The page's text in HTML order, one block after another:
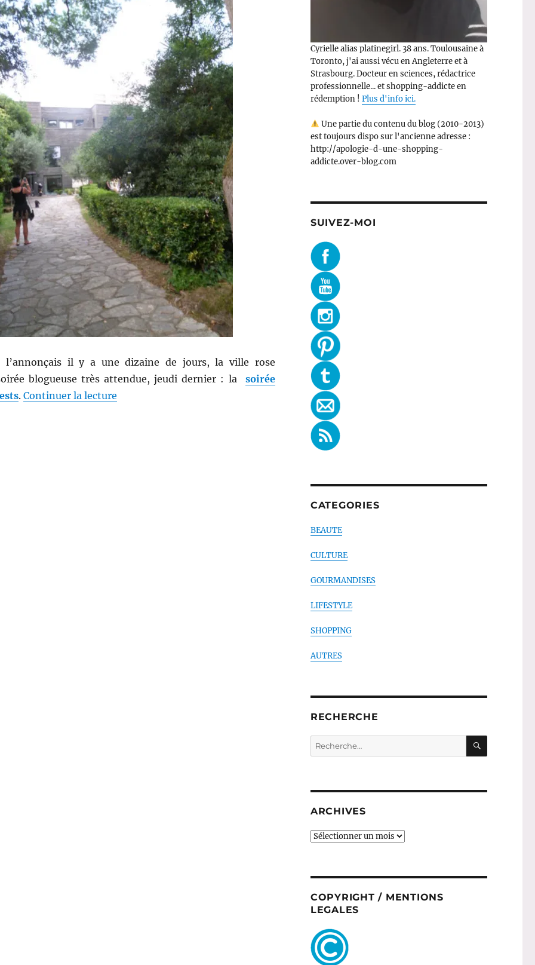
l’annonçais il y a une dizaine de jours, la ville rose
blogueuse très attendue, jeudi dernier : la
soirée
. Continuer la lecturede « Evénement # 21, partie 2 : J’étais à la soirée Marpraia. Nd. Guests ! »
Cyrielle alias platinegirl. 38 ans. Toulousaine à
Toronto, j'ai aussi vécu en Angleterre et à
Strasbourg. Docteur en sciences, rédactrice
professionnelle... et shopping-addicte en
rédemption ! Plus d'info ici.
Une partie du contenu du blog (2010-2013)
est toujours dispo sur l'ancienne adresse :
http://apologie-d-une-shopping-
addicte.over-blog.com
SUIVEZ-MOI
CATEGORIES
BEAUTE
CULTURE
GOURMANDISES
LIFESTYLE
SHOPPING
AUTRES
RECHERCHE
Recherche
pour :
ARCHIVES
ARCHIVES
COPYRIGHT / MENTIONS
LEGALES